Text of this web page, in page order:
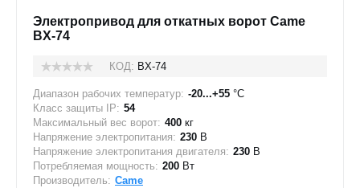
Электропривод для откатных ворот Came
BX-74
КОД: BX-74
Диапазон рабочих температур: -20...+55 °C
Класс защиты IP: 54
Максимальный вес ворот: 400 кг
Напряжение электропитания: 230 В
Напряжение электропитания двигателя: 230 В
Потребляемая мощность: 200 Вт
Производитель: Came